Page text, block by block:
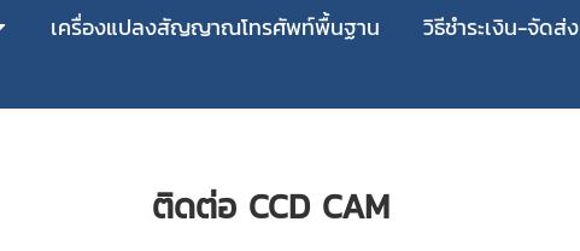
เครื่องแปลงสัญญาณโทรศัพท์พื้นฐาน วิธีชำระเงิน-จัดส่ง
ติดต่อ CCD CAM